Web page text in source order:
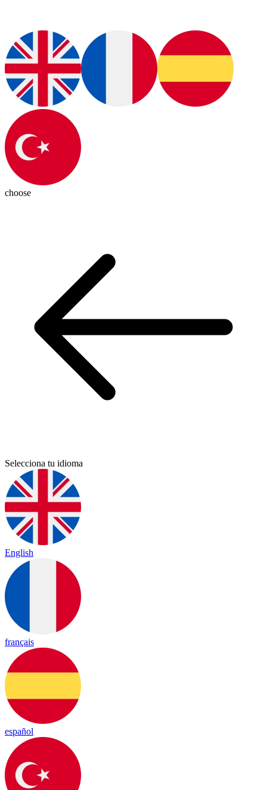
choose
Selecciona tu idioma
English
français
español